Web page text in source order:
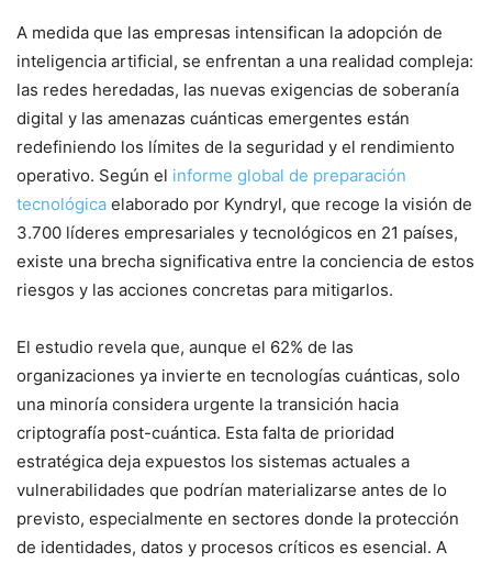
A medida que las empresas intensifican la adopción de
inteligencia artificial, se enfrentan a una realidad compleja:
las redes heredadas, las nuevas exigencias de soberanía
digital y las amenazas cuánticas emergentes están
redefiniendo los límites de la seguridad y el rendimiento
operativo. Según el informe global de preparación
tecnológica elaborado por Kyndryl, que recoge la visión de
3.700 líderes empresariales y tecnológicos en 21 países,
existe una brecha significativa entre la conciencia de estos
riesgos y las acciones concretas para mitigarlos.
El estudio revela que, aunque el 62% de las
organizaciones ya invierte en tecnologías cuánticas, solo
una minoría considera urgente la transición hacia
criptografía post-cuántica. Esta falta de prioridad
estratégica deja expuestos los sistemas actuales a
vulnerabilidades que podrían materializarse antes de lo
previsto, especialmente en sectores donde la protección
de identidades, datos y procesos críticos es esencial. A